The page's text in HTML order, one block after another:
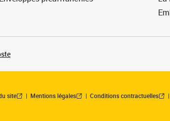
site Mentions légales Conditions contractuelles